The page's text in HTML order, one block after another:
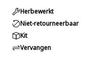
Herbewerkt
Niet-retourneerbaar
Kit
Vervangen